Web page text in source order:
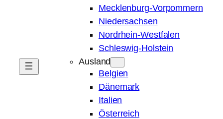
Mecklenburg-Vorpommern
Niedersachsen
Nordrhein-Westfalen
Schleswig-Holstein
Ausland
Belgien
Dänemark
Italien
Österreich